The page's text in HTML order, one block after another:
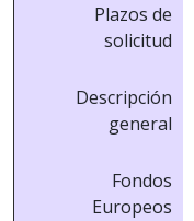
Plazos de
solicitud
Descripción
general
Fondos
Europeos